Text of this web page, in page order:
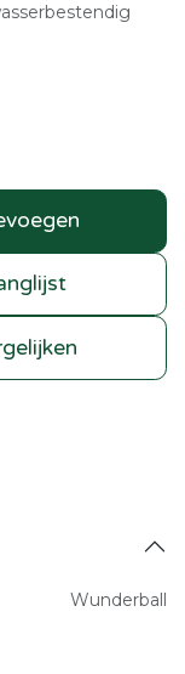
Wunderball